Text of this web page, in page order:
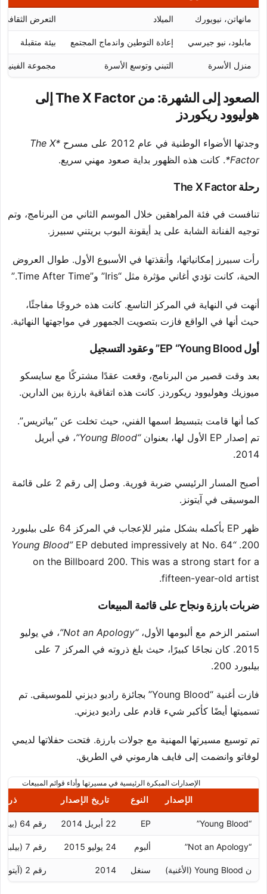
مانهاتن، نيويورك الميلاد التعرض
مابلود، نيو جيرسي إعادة التوطين واندماج المجتمع بيئة متقبلة
منزل الأسرة التبني وتوسع الأسرة مجموعة الفينيل
الصعود إلى الشهرة: من The X Factor إلى
هوليوود ريكوردز
وجدتها الأضواء الوطنية في عام 2012 على مسرح
*The X
Factor* . كانت هذه الظهور بداية صعود مهني سريع.
رحلة The X Factor
تنافست في فئة المراهقين خلال الموسم الثاني من البرنامج، وتم
توجيه الفنانة الشابة على يد أيقونة البوب بريتني سبيرز.
رأت سبيرز إمكانياتها، وأنقذتها في الأسبوع الأول. طوال العروض
الحية، كانت تؤدي أغاني مؤثرة مثل “Iris” و”Time After Time.”
أنهت في النهاية في المركز التاسع. كانت هذه خروجًا مفاجئًا،
حيث أنها في الواقع فازت بتصويت الجمهور في مواجهتها النهائية.
أول EP “Young Blood” وعقود التسجيل
بعد وقت قصير من البرنامج، وقعت عقدًا مشتركًا مع سايسكو
ميوزيك وهوليوود ريكوردز. كانت هذه اتفاقية بارزة بين الدارين.
كما أنها قامت بتبسيط اسمها الفني، حيث تخلت عن “بياتريس”.
تم إصدار EP الأول لها، بعنوان
“Young Blood”
، في أبريل
2014.
أصبح المسار الرئيسي ضربة فورية. وصل إلى رقم 2 على قائمة
الموسيقى في آيتونز.
ظهر EP بأكمله بشكل مثير للإعجاب في المركز 64 على بيلبورد
200.
“Young Blood”
EP debuted impressively at No. 64
on the Billboard 200. This was a strong start for a
fifteen-year-old artist.
ضربات بارزة ونجاح على قائمة المبيعات
استمر الزخم مع ألبومها الأول،“Not an Apology”
، في يوليو
2015. كان نجاحًا كبيرًا، حيث بلغ ذروته في المركز 7 على
بيلبورد 200.
فازت أغنية “Young Blood” بجائزة راديو ديزني للموسيقى. تم
تسميتها أيضًا كأكبر شيء قادم على راديو ديزني.
تم توسيع مسيرتها المهنية مع جولات بارزة. فتحت حفلاتها لديمي
لوفاتو وانضمت إلى فايف هارموني في الطريق.
الإصدارات المبكرة الرئيسية في مسيرتها وأداء قوائم المبيعات
الإصدار النوع تاريخ الإصدار
“Young Blood”
EP 22 أبريل 2014 رقم 64 (بيلبورد 200)
“Not an Apology” ألبوم 24 يوليو 2015 رقم 7 (بيلبورد 200)
ن Young Blood (الأغنية) سنغل 2014 رقم 2 (آيتونز بوب)